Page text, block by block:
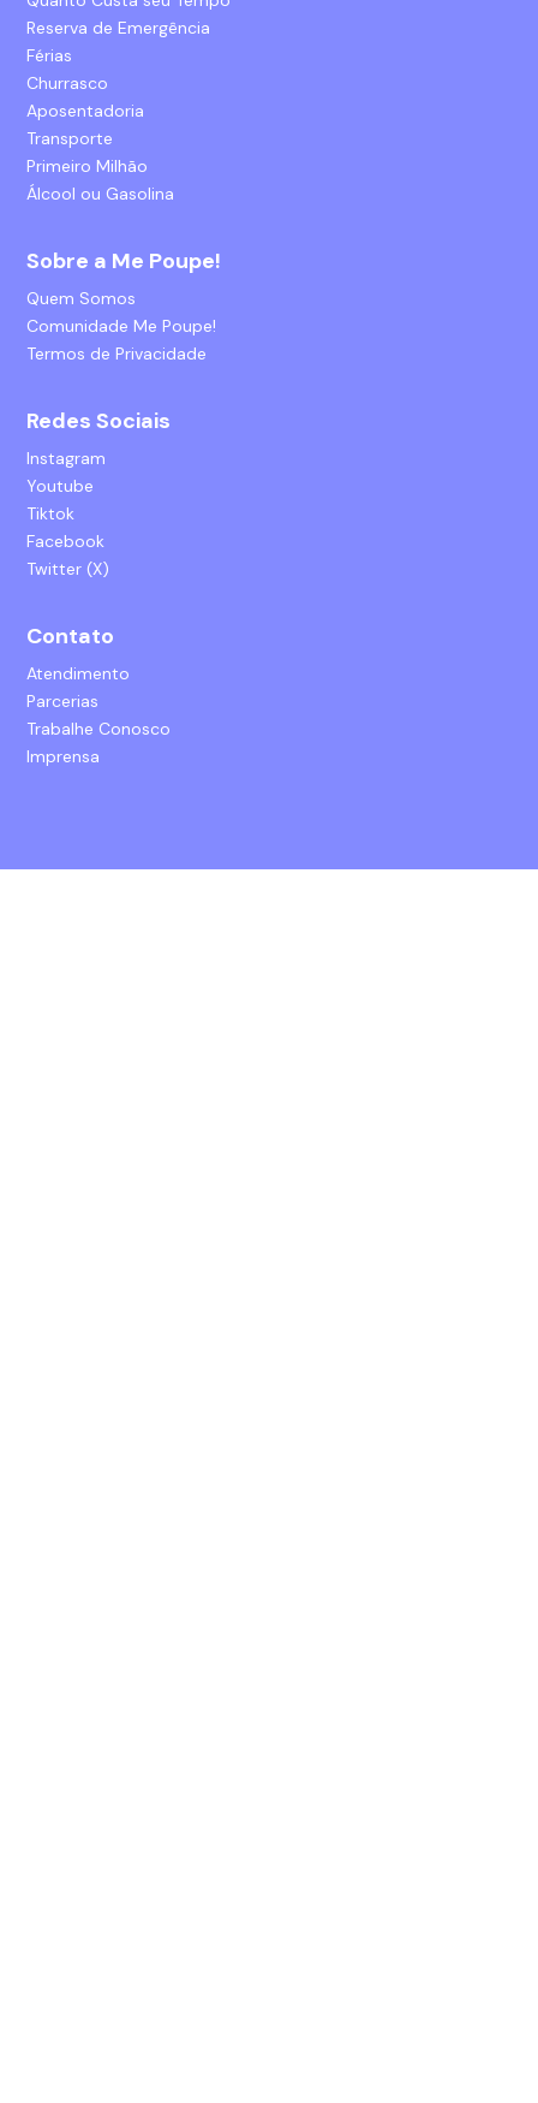
Reserva de Emergência
Férias
Churrasco
Aposentadoria
Transporte
Primeiro Milhão
Álcool ou Gasolina
Sobre a Me Poupe!
Quem Somos
Comunidade Me Poupe!
Termos de Privacidade
Redes Sociais
Instagram
Youtube
Tiktok
Facebook
Twitter (X)
Contato
Atendimento
Parcerias
Trabalhe Conosco
Imprensa